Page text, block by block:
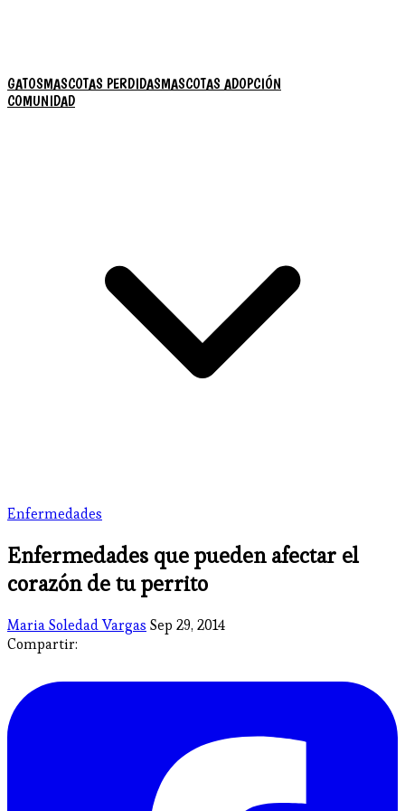
GATOSMASCOTAS PERDIDASMASCOTAS ADOPCIÓN
COMUNIDAD
Enfermedades
Enfermedades que pueden afectar el
corazón de tu perrito
Maria Soledad Vargas Sep 29, 2014
Compartir: